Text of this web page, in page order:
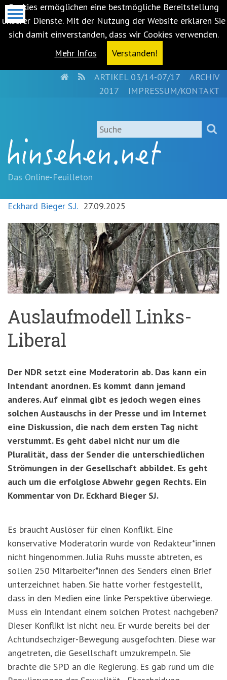
Cookies ermöglichen eine bestmögliche Bereitstellung
unserer Dienste. Mit der Nutzung der Website erklären Sie
sich damit einverstanden, dass wir Cookies verwenden.
Mehr Infos
Verstanden!
springen
(Accesskey
'1')Zur
springen
'3')Zur
Suche
springen
(Accesskey
'2')
HOMERSSARTIKEL 03/14-07/17
ARCHIV
2017
IMPRESSUM/KONTAKT
Suche
Das Online-Feuilleton
Eckhard Bieger S.J. 27.09.2025
Auslaufmodell Links-
Liberal
Der NDR setzt eine Moderatorin ab. Das kann ein
Intendant anordnen. Es kommt dann jemand
anderes. Auf einmal gibt es jedoch wegen eines
solchen Austauschs in der Presse und im Internet
eine Diskussion, die nach dem ersten Tag nicht
verstummt. Es geht dabei nicht nur um die
Pluralität, dass der Sender die unterschiedlichen
Strömungen in der Gesellschaft abbildet. Es geht
auch um die erfolglose Abwehr gegen Rechts. Ein
Kommentar von Dr. Eckhard Bieger SJ.
Es braucht Auslöser für einen Konflikt. Eine
konservative Moderatorin wurde von Redakteur*innen
nicht hingenommen. Julia Ruhs musste abtreten, es
sollen 250 Mitarbeiter*innen des Senders einen Brief
unterzeichnet haben. Sie hatte vorher festgestellt,
dass in den Medien eine linke Perspektive überwiege.
Muss ein Intendant einem solchen Protest nachgeben?
Dieser Konflikt ist nicht neu. Er wurde bereits bei der
Achtundsechziger-Bewegung ausgefochten. Diese war
angetreten, die Gesellschaft umzukrempeln. Sie
brachte die SPD an die Regierung. Es gab rund um die